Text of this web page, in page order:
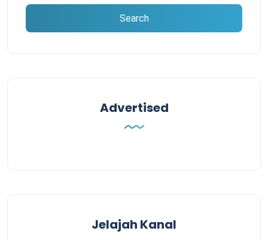
Advertised
Jelajah Kanal